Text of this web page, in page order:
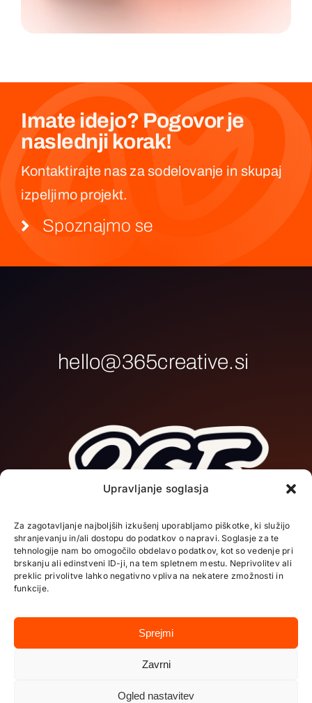
Upravljanje soglasja
Za zagotavljanje najboljših izkušenj uporabljamo piškotke, ki služijo
shranjevanju in/ali dostopu do podatkov o napravi. Soglasje za te
tehnologije nam bo omogočilo obdelavo podatkov, kot so vedenje pri
brskanju ali edinstveni ID-ji, na tem spletnem mestu. Neprivolitev ali
preklic privolitve lahko negativno vpliva na nekatere zmožnosti in
funkcije.
Sprejmi
Zavrni
Ogled nastavitev
Imate idejo? Pogovor je
naslednji korak!
Kontaktirajte nas za sodelovanje in skupaj
izpeljimo projekt.
Spoznajmo se
hello@365creative.si
DOMOV
O NAS
PROJEKTI
KONTAKT